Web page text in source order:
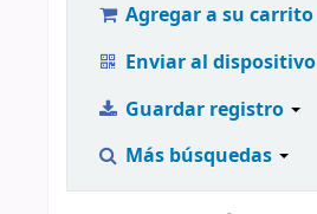
Agregar a su carrito
Enviar al dispositivo
Guardar registro
Más búsquedas